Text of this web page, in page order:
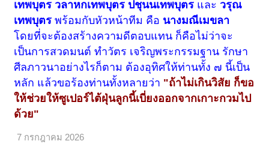
เทพบุตร วลาหกเทพบุตร ปชุนนเทพบุตร และ วรุณ
เทพบุตร พร้อมกับหัวหน้าทีม คือ นางมณีเมขลา
โดยที่จะต้องสร้างความดีตอบแทน ก็คือไม่ว่าจะ
เป็นการสวดมนต์ ทำวัตร เจริญพระกรรมฐาน รักษา
ศีลภาวนาอย่างไรก็ตาม ต้องอุทิศให้ท่านทั้ง ๗ นี้เป็น
หลัก แล้วขอร้องท่านทั้งหลายว่า "ถ้าไม่เกินวิสัย ก็ขอ
ให้ช่วยให้ซูเปอร์ไต้ฝุ่นลูกนี้เบี่ยงออกจากเกาะกวมไป
ด้วย"
7 กรกฎาคม 2026